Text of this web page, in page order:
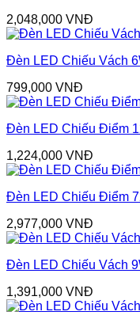
2,048,000 VNĐ
Đèn LED Chiếu Vách
799,000 VNĐ
Đèn LED Chiếu Điểm
1,224,000 VNĐ
Đèn LED Chiếu Điểm
2,977,000 VNĐ
Đèn LED Chiếu Vách
1,391,000 VNĐ